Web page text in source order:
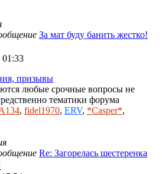
За мат буду банить жестко!
01:33
призывы
любые срочные вопросы не
тематики форума
, fidel1970, ERV, *Casper*,
Re: Загорелась шестеренка